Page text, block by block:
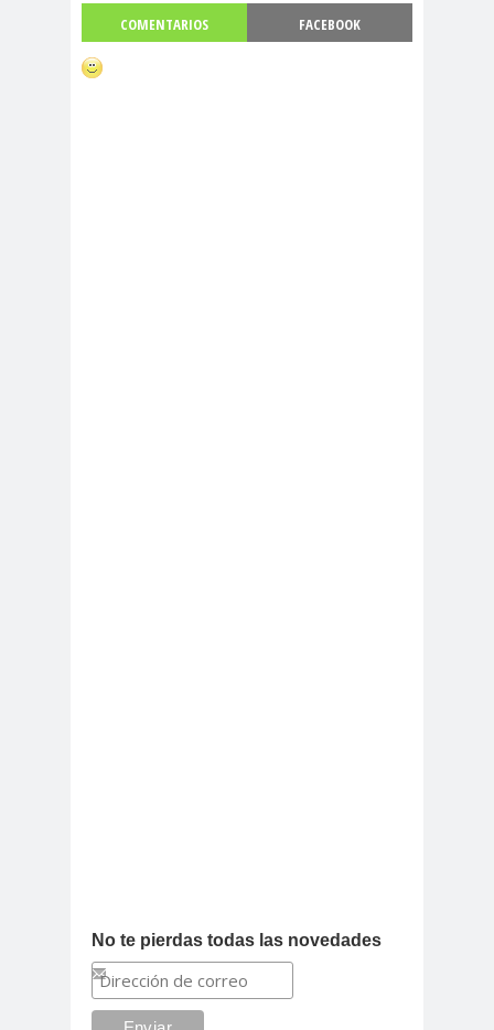
COMENTARIOS FACEBOOK
No te pierdas todas las novedades